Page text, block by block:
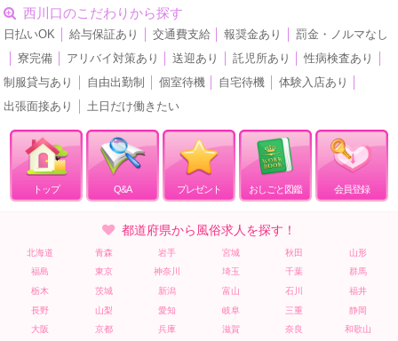
西川口のこだわりから探す
日払いOK 給与保証あり 交通費支給 報奨金あり
罰金・ノルマなし
寮完備 アリバイ対策あり 送迎あり 託児所あり 性病検査あり
制服貸与あり
自由出勤制 個室待機 自宅待機 体験入店あり
出張面接あり
土日だけ働きたい
トップ Q&A プレゼント おしごと図鑑 会員登録
都道府県から風俗求人を探す！
北海道 青森 岩手 宮城 秋田
山形
福島
東京 神奈川 埼玉 千葉
群馬
栃木
茨城 新潟 富山 石川
福井
長野
山梨 愛知 岐阜 三重
静岡
大阪
京都 兵庫 滋賀 奈良 和歌山